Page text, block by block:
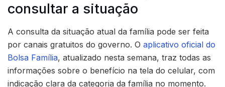
consultar a situação
A consulta da situação atual da família pode ser feita
por canais gratuitos do governo. O aplicativo oficial do
Bolsa Família, atualizado nesta semana, traz todas as
informações sobre o benefício na tela do celular, com
indicação clara da categoria da família no momento.